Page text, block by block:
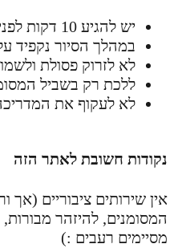
יש להגיע 10 דקות לפני השעה שנקבעה לנקודת המפגש, כדי שנוכל להתחיל בזמן.
במהלך הסיור נקפיד
לא לזרוק פסולת
ללכת רק בשביל
לא לעקוף את
נקודות חשובת לאתר הזה
אין שירותים ציבוריים
המסומנים, להיזהר
מסיימים רעבים :)